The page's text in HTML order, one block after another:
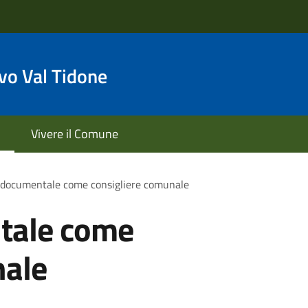
Val Tidone
Vivere il Comune
come consigliere comunale
come